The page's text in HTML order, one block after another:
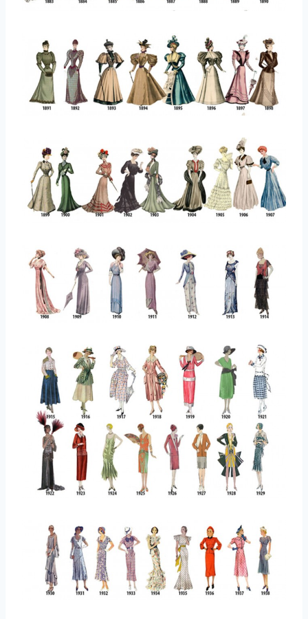
取消 搜索